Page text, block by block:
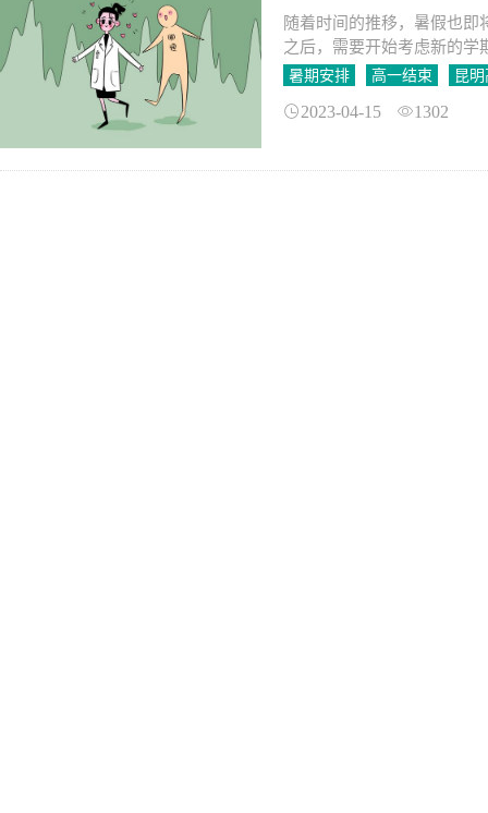
随着时间的推移，暑假也
之后，需要开始考虑新的学
暑期安排 高一结束 昆
2023-04-15 1302